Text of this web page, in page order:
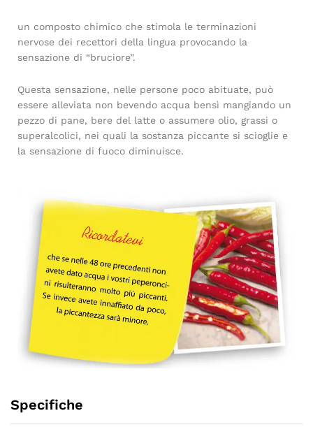
un composto chimico che stimola le terminazioni
nervose dei recettori della lingua provocando la
sensazione di “bruciore”.
Questa sensazione, nelle persone poco abituate, può
essere alleviata non bevendo acqua bensì mangiando un
pezzo di pane, bere del latte o assumere olio, grassi o
superalcolici, nei quali la sostanza piccante si scioglie e
la sensazione di fuoco diminuisce.
Specifiche